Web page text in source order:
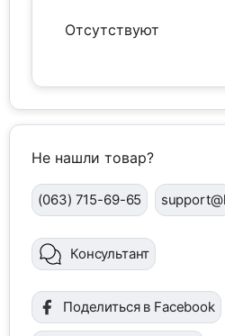
Отсутствуют
Не нашли товар?
(063) 715-69-65
Консультант
Поделиться в Facebook